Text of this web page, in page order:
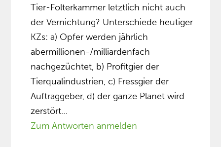
Tier-Folterkammer letztlich nicht auch
der Vernichtung? Unterschiede heutiger
KZs: a) Opfer werden jährlich
abermillionen-/milliardenfach
nachgezüchtet, b) Profitgier der
Tierqualindustrien, c) Fressgier der
Auftraggeber, d) der ganze Planet wird
zerstört…
Zum Antworten anmelden